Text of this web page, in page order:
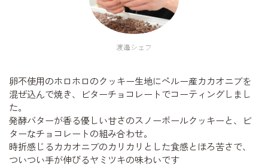
渡邉シェフ
卵不使用のホロホロのクッキー生地にペルー産カカオニブを
混ぜ込んで焼き、ビターチョコレートでコーティングしまし
た。
発酵バターが香る優しい甘さのスノーボールクッキーと、ビ
ターなチョコレートの組み合わせ。
時折感じるカカオニブのカリカリとした食感とほろ苦さで、
ついつい手が伸びるヤミツキの味わいです